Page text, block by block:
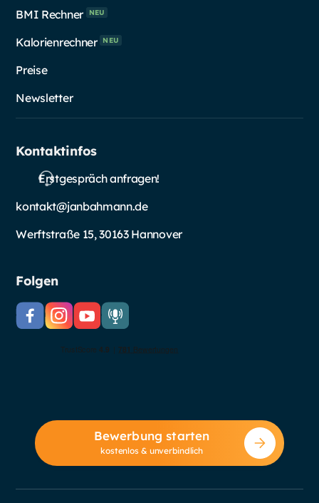
BMI Rechner
NEU
Kalorienrechner NEU
Preise
Newsletter
Kontaktinfos
Erstgespräch anfragen!
kontakt@janbahmann.de
Werftstraße 15, 30163 Hannover
Bewerbung starten
kostenlos & unverbindlich
Folgen